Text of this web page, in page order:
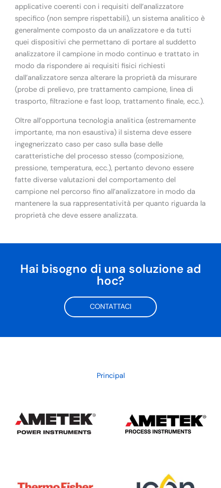
applicative coerenti con i requisiti dell’analizzatore
specifico (non sempre rispettabili), un sistema analitico è
generalmente composto da un analizzatore e da tutti
quei dispositivi che permettano di portare al suddetto
analizzatore il campione in modo continuo e trattato in
modo da rispondere ai requisiti fisici richiesti
dall’analizzatore senza alterare la proprietà da misurare
(probe di prelievo, pre trattamento campione, linea di
trasporto, filtrazione e fast loop, trattamento finale, ecc.).
Oltre all’opportuna tecnologia analitica (estremamente
importante, ma non esaustiva) il sistema deve essere
ingegnerizzato caso per caso sulla base delle
caratteristiche del processo stesso (composizione,
pressione, temperatura, ecc.), pertanto devono essere
fatte diverse valutazioni del comportamento del
campione nel percorso fino all’analizzatore in modo da
mantenere la sua rappresentatività per quanto riguarda la
proprietà che deve essere analizzata.
Hai bisogno di una soluzione ad
hoc?
CONTATTACI
Principal